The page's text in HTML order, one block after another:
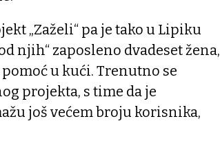
„Zaželi“ pa je tako u Lipiku
njih“ zaposleno dvadeset žena,
u kući. Trenutno se
projekta, s time da je
još većem broju korisnika,